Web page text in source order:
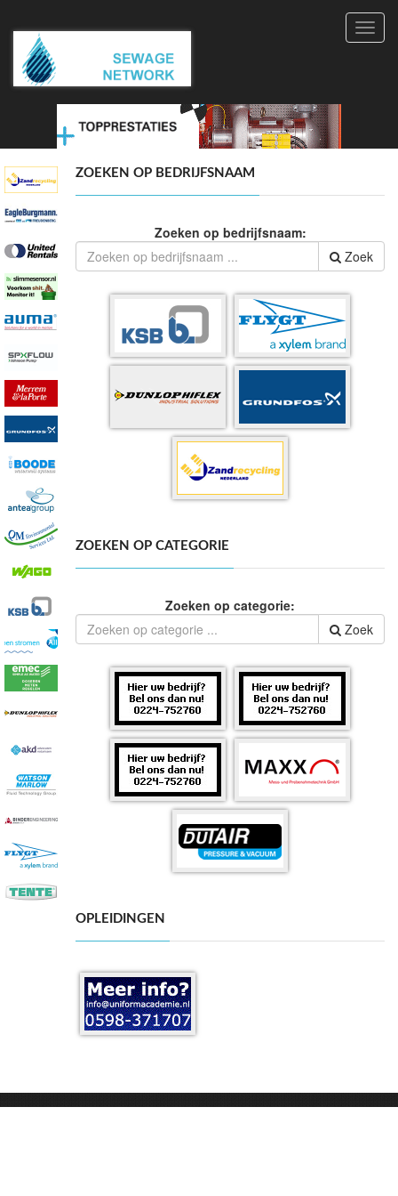
ZOEKEN OP BEDRIJFSNAAM
Zoeken op bedrijfsnaam:
Zoek
ZOEKEN OP CATEGORIE
Zoeken op categorie:
Zoek
OPLEIDINGEN